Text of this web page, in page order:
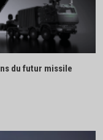
du futur missile